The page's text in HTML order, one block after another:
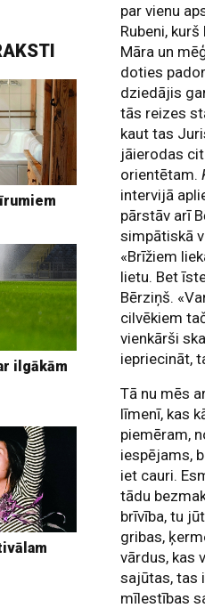
ilgākām
par vienu
Rubeni,
Māra un
doties
dziedājis
tās reizes
kaut tas
jāierodas
orientētam.
intervijā
pārstāv arī
simpātiskā
«Brīžiem
lietu. Bet
Bērziņš.
cilvēkiem
vienkārši
iepriecināt,
Tā nu mēs
līmenī, kas
piemēram,
iespējams,
iet cauri.
tādu
brīvība, tu
gribas,
vārdus, kas
sajūtas, tas
mīlestības